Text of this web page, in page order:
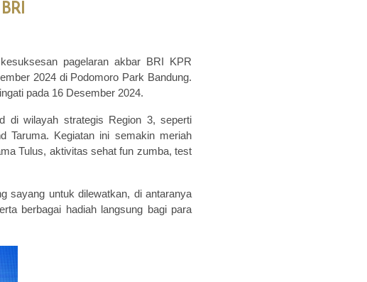
pagelaran akbar BRI KPR
2024 di Podomoro Park Bandung.
pada 16 Desember 2024.
di wilayah strategis Region 3, seperti
Taruma. Kegiatan ini semakin meriah
Tulus, aktivitas sehat fun zumba, test
sayang untuk dilewatkan, di antaranya
berbagai hadiah langsung bagi para